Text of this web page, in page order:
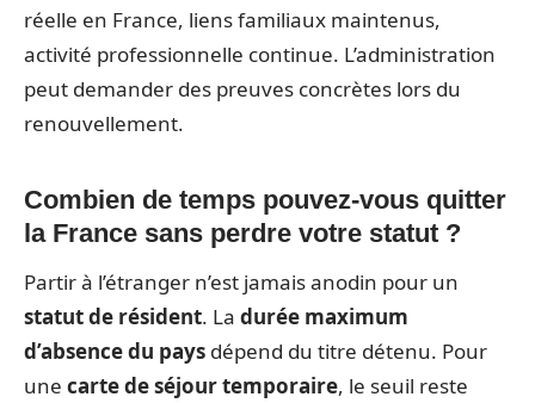
réelle en France, liens familiaux maintenus,
activité professionnelle continue. L’administration
peut demander des preuves concrètes lors du
renouvellement.
Combien de temps pouvez-vous quitter
la France sans perdre votre statut ?
Partir à l’étranger n’est jamais anodin pour un
statut de résident. La durée maximum
d’absence du pays dépend du titre détenu. Pour
une carte de séjour temporaire, le seuil reste